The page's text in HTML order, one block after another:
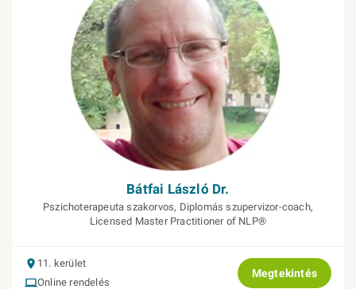
Bátfai László Dr.
Pszichoterapeuta szakorvos, Diplomás szupervizor-coach,
Licensed Master Practitioner of NLP®
11. kerület
Online rendelés
Megtekintés